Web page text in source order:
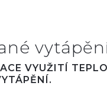
VYUŽITÍ